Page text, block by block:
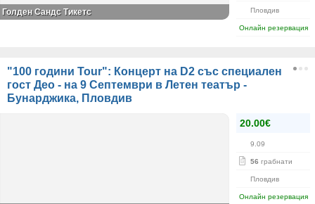
Пловдив
Онлайн резервация
Голден Сандс Тикетс
"100 години Tour": Концерт на D2 със специален
гост Део - на 9 Септември в Летен театър -
Бунарджика, Пловдив
20.00€
9.09
56 грабнати
Пловдив
Онлайн резервация